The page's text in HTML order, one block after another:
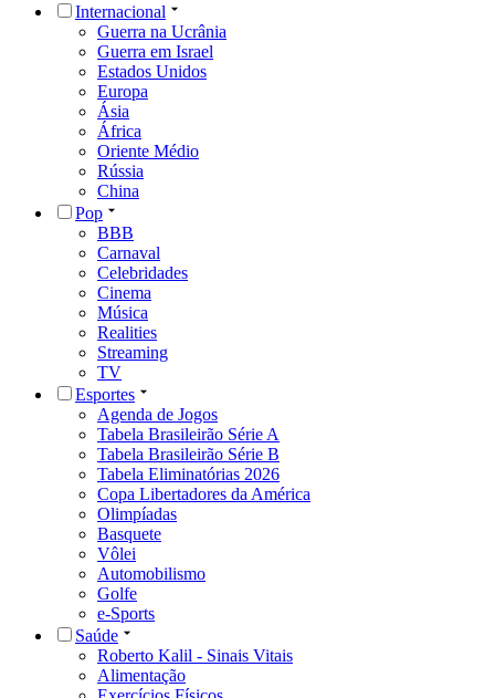
Internacional
Guerra na Ucrânia
Guerra em Israel
Estados Unidos
Europa
Ásia
África
Oriente Médio
Rússia
China
Pop
BBB
Carnaval
Celebridades
Cinema
Música
Realities
Streaming
TV
Esportes
Agenda de Jogos
Tabela Brasileirão Série A
Tabela Brasileirão Série B
Tabela Eliminatórias 2026
Copa Libertadores da América
Olimpíadas
Basquete
Vôlei
Automobilismo
Golfe
e-Sports
Saúde
Roberto Kalil - Sinais Vitais
Alimentação